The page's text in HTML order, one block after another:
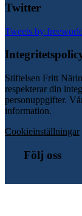
Twitter
Tweets by
Stiftelsen Fritt
respekterar din
personuppgifter.
information.
Cookieinställningar
Följ oss